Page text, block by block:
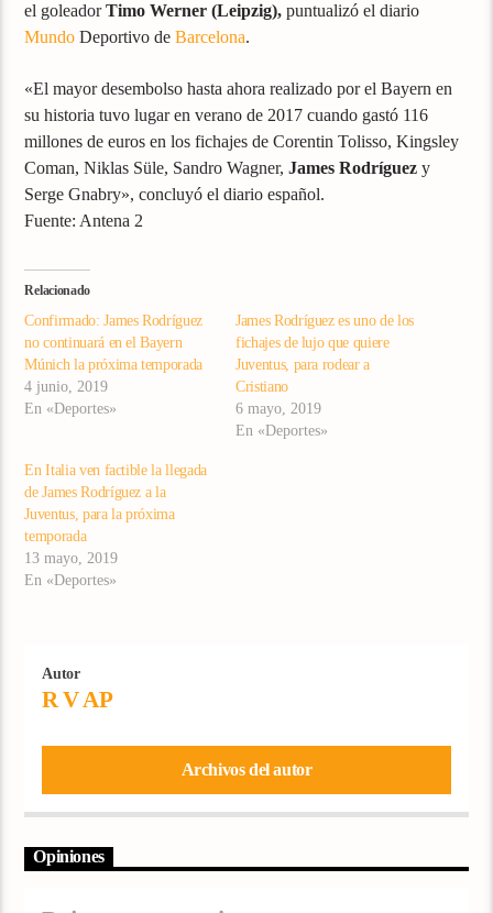
el goleadorTimo Werner (Leipzig),puntualizó el diario
Mundo Deportivo deBarcelona.
«El mayor desembolso hasta ahora realizado por el Bayern en
su historia tuvo lugar en verano de 2017 cuando gastó 116
millones de euros en los fichajes de Corentin Tolisso, Kingsley
Coman, Niklas Süle, Sandro Wagner,James Rodríguezy
Serge Gnabry», concluyó el diario español.
Fuente: Antena 2
Relacionado
Confirmado: James Rodríguez
no continuará en el Bayern
Múnich la próxima temporada
4 junio, 2019
En «Deportes»
James Rodríguez es uno de los
fichajes de lujo que quiere
Juventus, para rodear a
Cristiano
6 mayo, 2019
En «Deportes»
En Italia ven factible la llegada
de James Rodríguez a la
Juventus, para la próxima
temporada
13 mayo, 2019
En «Deportes»
Autor
R V AP
Archivos del autor
Opiniones